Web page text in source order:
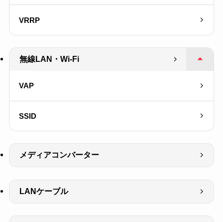
VRRP
無線LAN・Wi-Fi
VAP
SSID
メディアコンバーター
LANケーブル